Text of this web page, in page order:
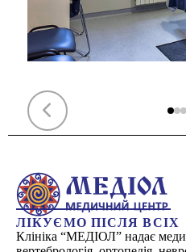
ЛІКУЄМО ПІСЛЯ ВСІХ
Клініка “МЕДІОЛ” надає